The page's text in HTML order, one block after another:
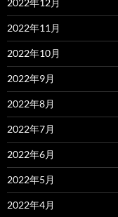
2022年11月
2022年10月
2022年9月
2022年8月
2022年7月
2022年6月
2022年5月
2022年4月